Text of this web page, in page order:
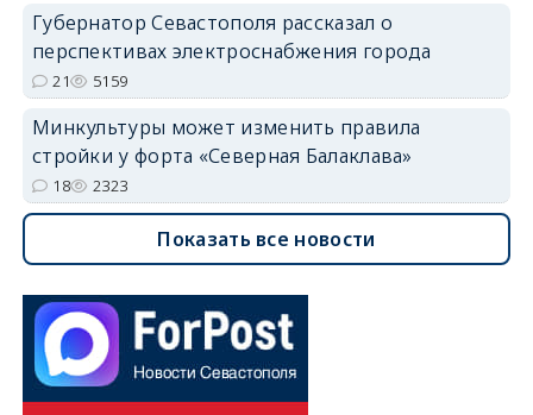
Губернатор Севастополя рассказал о
перспективах электроснабжения города
21 5159
Минкультуры может изменить правила
стройки у форта «Северная Балаклава»
18 2323
Показать все новости